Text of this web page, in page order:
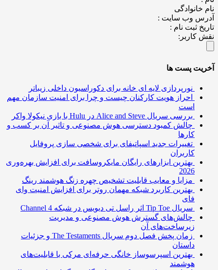
وب سایت :
ثبت نام :
کاربر:
پست ها
نورپردازی لایه ای خانه برای دکوراسیون داخلی زیباتر
احراز هویت کارکنان چیست و چرا برای امنیت سازمان مهم
بررسی سریال Alice and Steve در Hulu با بازی نیکولا واکر
چالش کمبود دسترسی هوش مصنوعی و تاثیر آن بر کسب و
کارها
تغییرات جدید اسپاتیفای برای شخصی سازی پروفایل
کاربران
بهترین ابزارهای رایگان مایکروسافت برای افزایش بهره‌وری
مزایا و معایب قابلیت تشخیص چهره زنگ هوشمند رینگ
بهترین کاربرد شبکه مهمان روتر برای افزایش امنیت وای
سریال Tip Toe اثر راسل تی دیویس در شبکه Channel 4
چالش‌های گسترش هوش مصنوعی و مدیریت
زیرساخت‌های آن
زمان پخش فصل دوم سریال The Testaments و جزئیات
داستان
بهترین اسپرسوساز خانگی حرفه‌ای مرکی با قابلیت‌های
هوشمند